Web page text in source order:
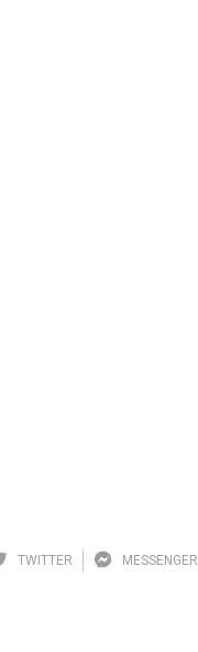
TWITTER MESSENGER